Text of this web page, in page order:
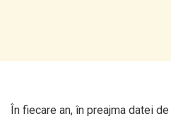
În fiecare an, în preajma datei de